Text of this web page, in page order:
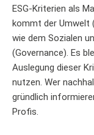
ESG-Kriterien als
kommt der Umwelt
wie dem Sozialen
(Governance). Es
Auslegung dieser
nutzen. Wer
gründlich
Profis.